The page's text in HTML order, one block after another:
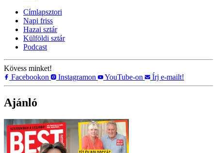
Címlapsztori
Napi friss
Hazai sztár
Külföldi sztár
Podcast
Kövess minket!
Facebookon
Instagramon YouTube-on Írj e-mailt!
Ajánló